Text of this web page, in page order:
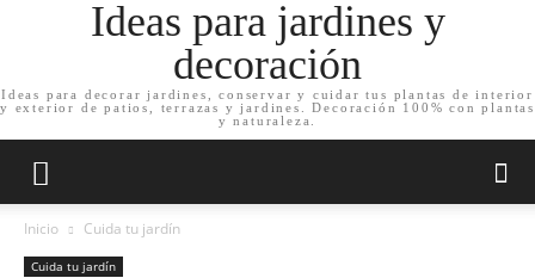
Ideas para jardines y
decoración
Ideas para decorar jardines, conservar y cuidar tus plantas de interior
y exterior de patios, terrazas y jardines. Decoración 100% con plantas
y naturaleza.
Inicio Cuida tu jardín
Cuida tu jardín